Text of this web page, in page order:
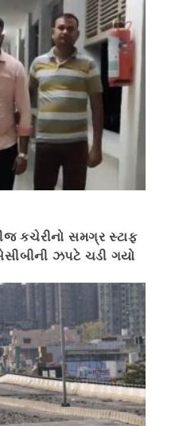
કચેરીનો સમગ્ર સ્ટાફ
ઝપટે ચડી ગયો